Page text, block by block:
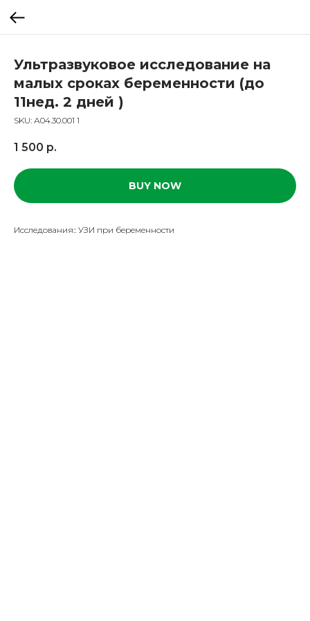
Ультразвуковое исследование на
малых сроках беременности (до
11нед. 2 дней )
SKU: А04.30.001 1
1 500 р.
BUY NOW
Исследования:: УЗИ при беременности